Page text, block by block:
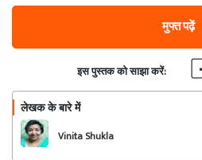
मुफ्त पढ़ें
इस पुस्तक को साझा करें:
लेखक के बारे में
Vinita Shukla